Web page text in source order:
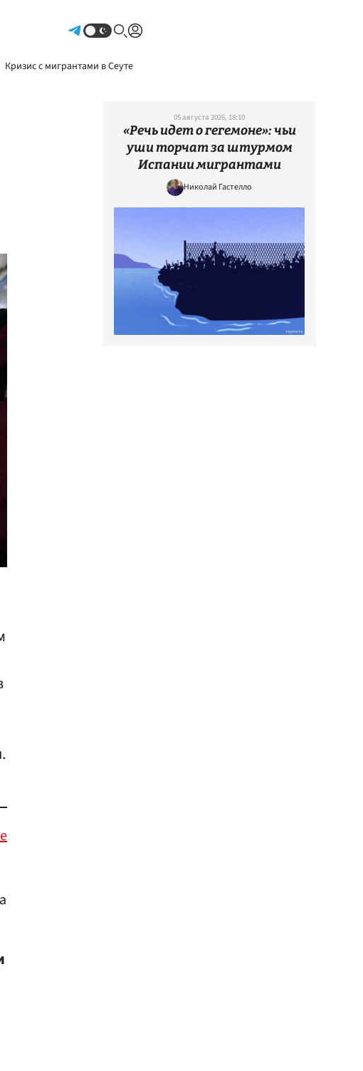
Кризис с мигрантами в Сеуте
05 августа 2026, 18:10
«Речь идет о гегемоне»: чьи
уши торчат за штурмом
Испании мигрантами
Николай Гастелло